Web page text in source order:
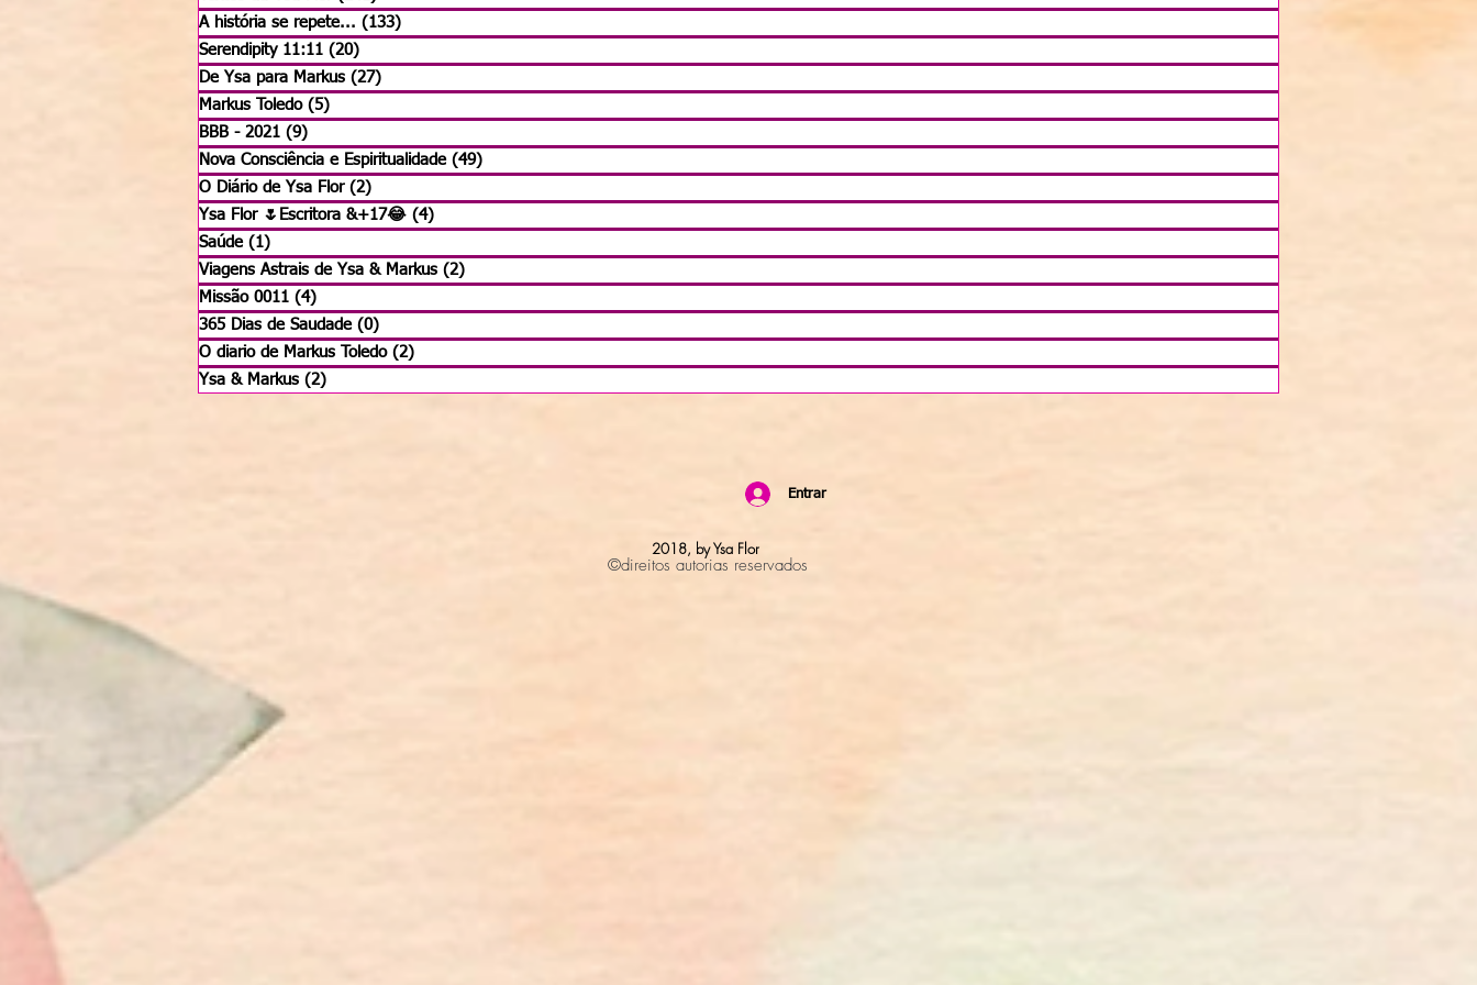
A história se repete... (133)
Serendipity 11:11 (20)
De Ysa para Markus (27)
Markus Toledo (5)
BBB - 2021 (9)
Nova Consciência e Espiritualidade (49)
O Diário de Ysa Flor (2)
Ysa Flor 🌷Escritora &+17😂 (4)
Saúde (1)
Viagens Astrais de Ysa & Markus (2)
Missão 0011 (4)
365 Dias de Saudade (0)
O diario de Markus Toledo (2)
Ysa & Markus (2)
Entrar
2018, by Ysa Flor
©direitos autorias reservados